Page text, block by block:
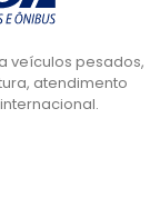
veículos pesados,
atendimento